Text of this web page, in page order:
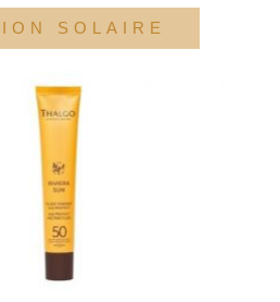
SOLAIRE